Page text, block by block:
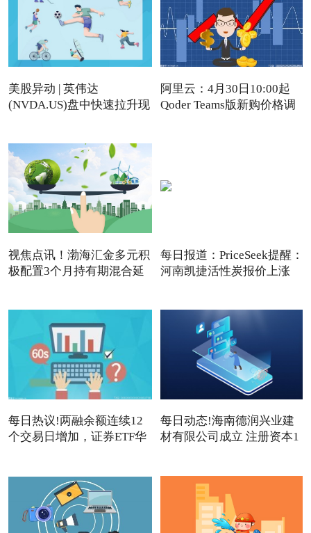
美股异动 | 英伟达
(NVDA.US)盘中快速拉升现
阿里云：4月30日10:00起
Qoder Teams版新购价格调
视焦点讯！渤海汇金多元积
极配置3个月持有期混合延
每日报道：PriceSeek提醒：
河南凯捷活性炭报价上涨
每日热议!两融余额连续12
个交易日增加，证券ETF华
每日动态!海南德润兴业建
材有限公司成立 注册资本1